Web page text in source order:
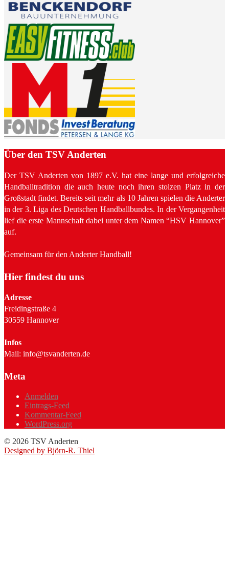
Über den TSV Anderten
Der TSV Anderten von 1897 e.V. hat eine lange und erfolgreiche
Handballtradition die auch heute noch ihren stolzen Platz in der
Großstadt findet. Bereits seit mehr als 10 Jahren spielen die Anderter
in der 3. Liga des Deutschen Handballbundes. In der Vergangenheit
lief die erste Mannschaft dabei unter dem Namen “HSV Hannover”
auf.
Gemeinsam für den Anderter Handball!
Hier findest du uns
Adresse
Freidingstraße 4
30559 Hannover
Infos
Mail: info@tsvanderten.de
Meta
Anmelden
Eintrags-Feed
Kommentar-Feed
WordPress.org
© 2026 TSV Anderten
Designed by Björn-R. Thiel